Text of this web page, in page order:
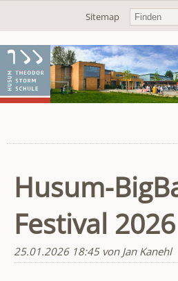
Navigation
Sitemap
Husum-
Festival 2026
25.01.2026 18:45von Jan Kanehl